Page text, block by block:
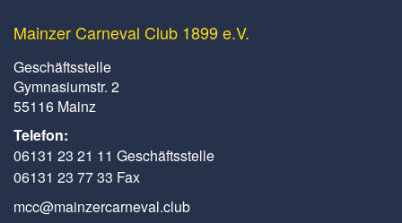
Mainzer Carneval Club 1899 e.V.
Geschäftsstelle
Gymnasiumstr. 2
55116 Mainz
Telefon:
06131 23 21 11 Geschäftsstelle
06131 23 77 33 Fax
mcc@mainzercarneval.club